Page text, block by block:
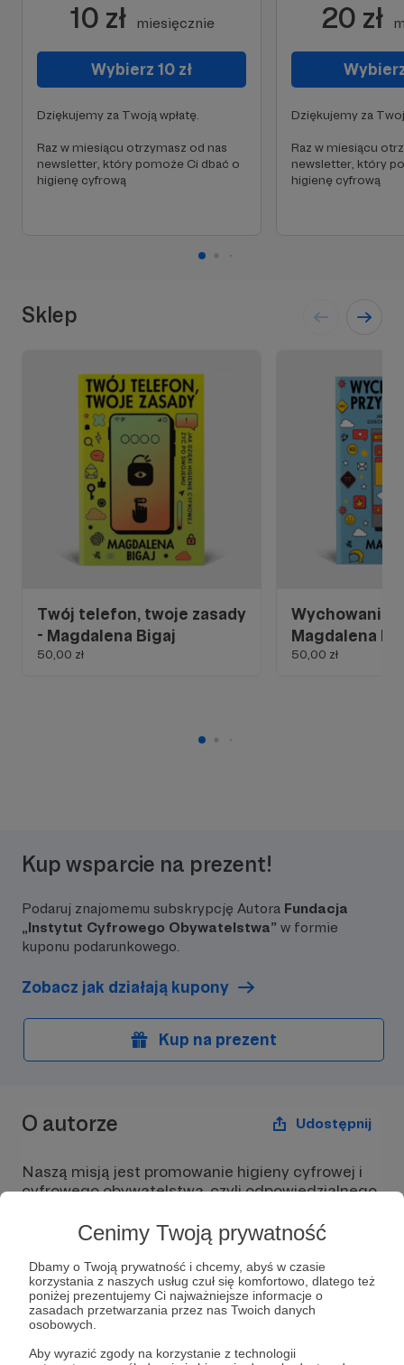
Cenimy Twoją prywatność
Dbamy o Twoją prywatność i chcemy, abyś w czasie
korzystania z naszych usług czuł się komfortowo, dlatego też
poniżej prezentujemy Ci najważniejsze informacje o
zasadach przetwarzania przez nas Twoich danych
osobowych.
Aby wyrazić zgody na korzystanie z technologii
10 zł miesięcznie
Wybierz 10 zł
Dziękujemy za Twoją wpłatę.
Raz w miesiącu otrzymasz od nas
newsletter, który pomoże Ci dbać o
higienę cyfrową
20 zł
Dziękujemy za
Raz w miesiącu
newsletter, który
higienę cyfrową
Sklep
Twój telefon, twoje zasady
- Magdalena Bigaj
50,00 zł
Wychowanie
Magdalena
50,00 zł
Kup wsparcie na prezent!
Podaruj znajomemu subskrypcję Autora Fundacja
„Instytut Cyfrowego Obywatelstwa” w formie
kuponu podarunkowego.
Zobacz jak działają kupony
Kup na prezent
O autorze Udostępnij
Naszą misją jest promowanie higieny cyfrowej i
cyfrowego obywatelstwa, czyli odpowiedzialnego
Wiadomość Obserwuj